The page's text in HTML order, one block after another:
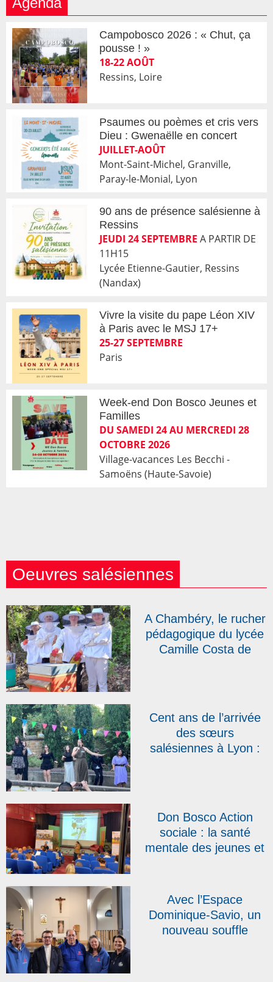
Campobosco 2026 : « Chut, ça
pousse ! »
18-22 AOÛT
Ressins, Loire
Psaumes ou poèmes et cris vers
Dieu : Gwenaëlle en concert
JUILLET-AOÛT
Mont-Saint-Michel, Granville,
Paray-le-Monial, Lyon
90 ans de présence salésienne à
Ressins
JEUDI 24 SEPTEMBRE A PARTIR DE
11H15
Lycée Etienne-Gautier, Ressins
(Nandax)
Vivre la visite du pape Léon XIV
à Paris avec le MSJ 17+
25-27 SEPTEMBRE
Paris
Week-end Don Bosco Jeunes et
Familles
DU SAMEDI 24 AU MERCREDI 28
OCTOBRE 2026
Village-vacances Les Becchi -
Samoëns (Haute-Savoie)
Oeuvres salésiennes
A Chambéry, le rucher
pédagogique du lycée
Camille Costa de
Cent ans de l’arrivée
des sœurs
salésiennes à Lyon :
Don Bosco Action
sociale : la santé
mentale des jeunes et
quatrièmes assises
Avec l’Espace
Dominique-Savio, un
nouveau souffle